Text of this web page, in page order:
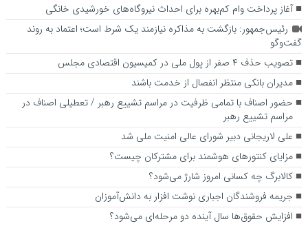
آغاز پرداخت وام کم‌بهره برای احداث نیروگاه‌های خورشیدی خانگی
رئیس‌جمهور: بازگشت به مذاکره نیازمند یک شرط است؛ اعتماد به روند
گفت‌وگو
تصویب حذف ۴ صفر از پول ملی در کمیسیون اقتصادی مجلس
مدیران بانکی منتظر انفصال از خدمت باشند
حضور اصناف با تمامی ظرفیت در مراسم تشییع رهبر / تعطیلی اصناف در
مراسم تشییع رهبر
علی لاریجانی دبیر شورای عالی امنیت ملی شد
مزایای کنتورهای هوشمند برای مشترکان چیست؟
کالابرگ چه کسانی امروز شارژ می‌شود؟
جریمه فروشندگان اجباری نوشت افزار به دانش‌آموزان
افزایش حقوق‌ها سال آینده دو مرحله‌ای می‌شود؟